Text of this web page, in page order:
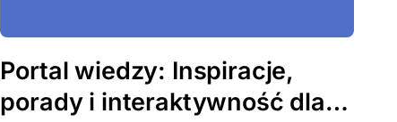
Portal wiedzy: Inspiracje,
porady i interaktywność dla